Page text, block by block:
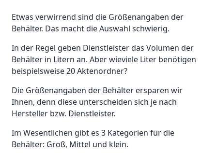
Etwas verwirrend sind die Größenangaben der
Behälter. Das macht die Auswahl schwierig.
In der Regel geben Dienstleister das Volumen der
Behälter in Litern an. Aber wieviele Liter benötigen
beispielsweise 20 Aktenordner?
Die Größenangaben der Behälter ersparen wir
Ihnen, denn diese unterscheiden sich je nach
Hersteller bzw. Dienstleister.
Im Wesentlichen gibt es 3 Kategorien für die
Behälter: Groß, Mittel und klein.